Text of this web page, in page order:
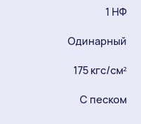
1 НФ
Одинарный
175 кгс/см²
С песком